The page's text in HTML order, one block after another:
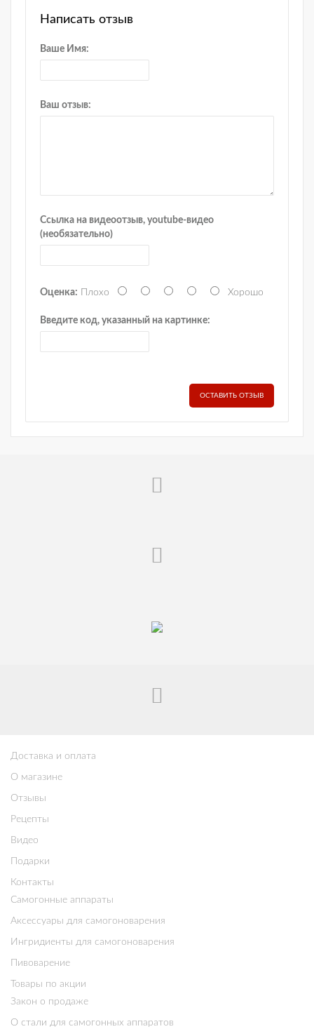
Написать отзыв
Ваше Имя:
Ваш отзыв:
Ссылка на видеоотзыв, youtube-видео
(необязательно)
Оценка: Плохо Хорошо
Введите код, указанный на картинке:
ОСТАВИТЬ ОТЗЫВ
Доставка и оплата
О магазине
Отзывы
Рецепты
Видео
Подарки
Контакты
Самогонные аппараты
Аксессуары для самогоноварения
Ингридиенты для самогоноварения
Пивоварение
Товары по акции
Закон о продаже
О стали для самогонных аппаратов